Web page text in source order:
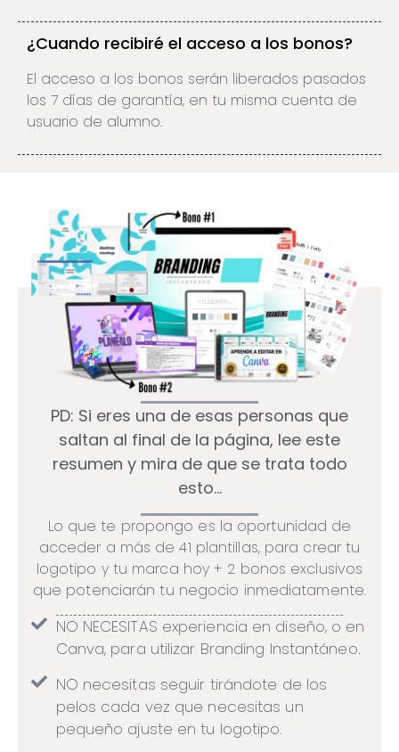
¿Cuando recibiré el acceso a los bonos?
El acceso a los bonos serán liberados pasados
los 7 días de garantía, en tu misma cuenta de
usuario de alumno.
PD: Si eres una de esas personas que
saltan al final de la página, lee este
resumen y mira de que se trata todo
esto…
Lo que te propongo es la oportunidad de
acceder a más de 41 plantillas, para crear tu
logotipo y tu marca hoy + 2 bonos exclusivos
que potenciarán tu negocio inmediatamente.
NO NECESITAS experiencia en diseño, o en
Canva, para utilizar Branding Instantáneo.
NO necesitas seguir tirándote de los
pelos cada vez que necesitas un
pequeño ajuste en tu logotipo.